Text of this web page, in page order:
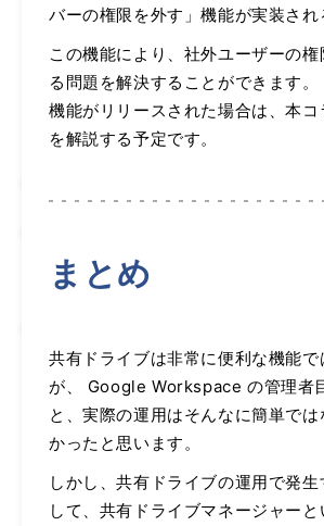
バーの権限を外す」機能が実装され
この機能により、社外ユーザーの
る問題を解決することができます。
機能がリリースされた場合は、本コ
を解説する予定です。
まとめ
共有ドライブは非常に便利な機能で
が、 Google Workspace の管理者
と、実際の運用はそんなに簡単で
かったと思います。
しかし、共有ドライブの運用で発
して、共有ドライブマネージャー